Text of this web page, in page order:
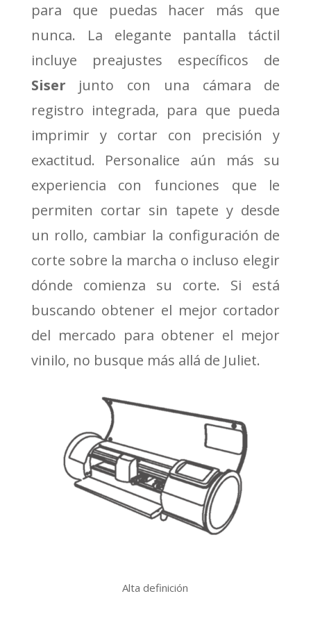
para que puedas hacer más que
nunca. La elegante pantalla táctil
incluye preajustes específicos de
Siser junto con una cámara de
registro integrada, para que pueda
imprimir y cortar con precisión y
exactitud. Personalice aún más su
experiencia con funciones que le
permiten cortar sin tapete y desde
un rollo, cambiar la configuración de
corte sobre la marcha o incluso elegir
dónde comienza su corte. Si está
buscando obtener el mejor cortador
del mercado para obtener el mejor
vinilo, no busque más allá de Juliet.
Alta definición